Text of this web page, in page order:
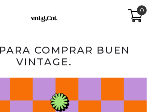
0
COMPRAR BUEN
VINTAGE.